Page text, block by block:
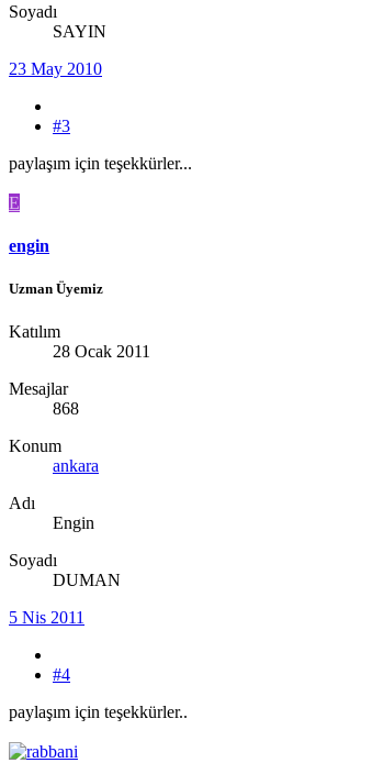
Soyadı
SAYIN
23 May 2010
#3
paylaşım için teşekkürler...
E
engin
Uzman Üyemiz
Katılım
28 Ocak 2011
Mesajlar
868
Konum
ankara
Adı
Engin
Soyadı
DUMAN
5 Nis 2011
#4
paylaşım için teşekkürler..